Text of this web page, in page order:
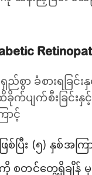
စွာ ခံစားရခြင်
ခိုက်ပျက်စီးခြင်း
ာင့်
စ်ပြီး (၅) နှစ်အကြ
ါကို စတင်တွေ့ရှိချိ